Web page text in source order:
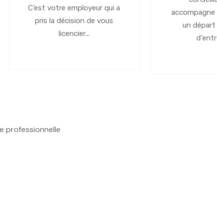
C’est votre employeur qui a
pris la décision de vous
licencier...
un départ
professionnelle